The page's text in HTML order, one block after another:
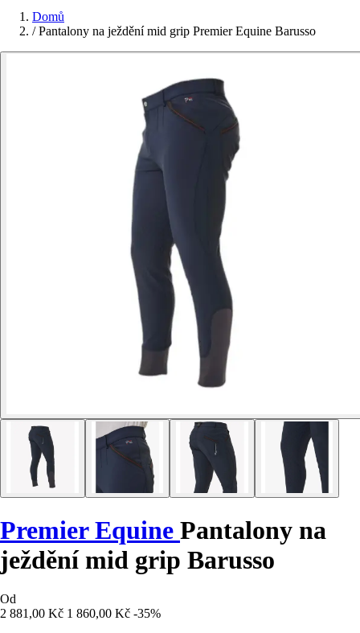
Domů
/ Pantalony na ježdění mid grip Premier Equine Barusso
Premier Equine Pantalony na
ježdění mid grip Barusso
Od
2 881,00 Kč 1 860,00 Kč -35%